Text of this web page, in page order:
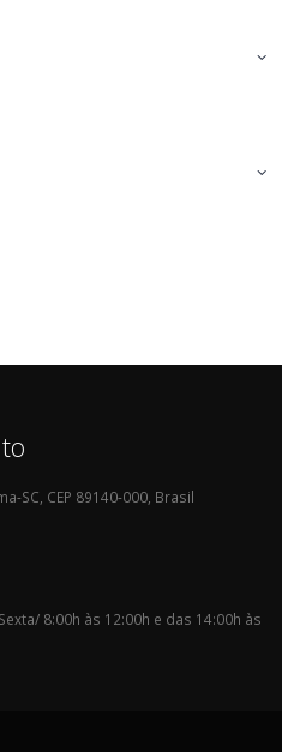
SC, CEP 89140-000, Brasil
8:00h às 12:00h e das 14:00h às